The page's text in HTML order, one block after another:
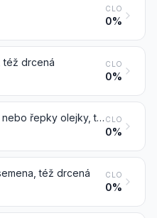
CLO
0%
též drcená CLO
0%
Semena řepky nebo řepky olejky, též drcená CLO
0%
též drcená CLO
0%